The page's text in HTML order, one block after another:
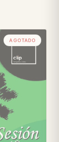
AGOTADO